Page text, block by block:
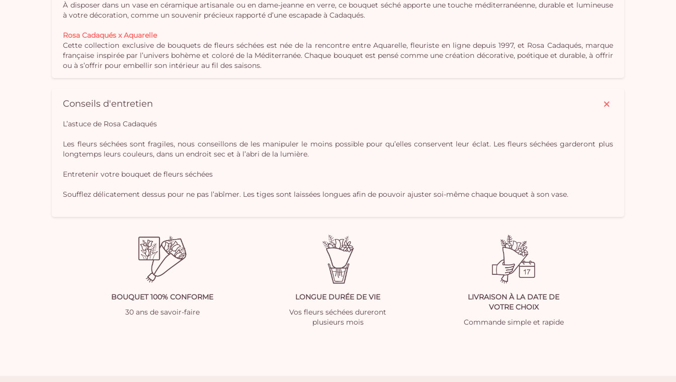
À disposer dans un vase en céramique artisanale ou en dame-jeanne en verre, ce bouquet séché apporte une touche méditerranéenne, durable et lumineuse
à votre décoration, comme un souvenir précieux rapporté d’une escapade à Cadaqués.
Rosa Cadaqués x Aquarelle
Cette collection exclusive de bouquets de fleurs séchées est née de la rencontre entre Aquarelle, fleuriste en ligne depuis 1997, et Rosa Cadaqués, marque
française inspirée par l’univers bohème et coloré de la Méditerranée. Chaque bouquet est pensé comme une création décorative, poétique et durable, à offrir
ou à s’offrir pour embellir son intérieur au fil des saisons.
Conseils d'entretien
L’astuce de Rosa Cadaqués
Les fleurs séchées sont fragiles, nous conseillons de les manipuler le moins possible pour qu’elles conservent leur éclat. Les fleurs séchées garderont plus
longtemps leurs couleurs, dans un endroit sec et à l’abri de la lumière.
Entretenir votre bouquet de fleurs séchées
Soufflez délicatement dessus pour ne pas l’abîmer. Les tiges sont laissées longues afin de pouvoir ajuster soi-même chaque bouquet à son vase.
BOUQUET 100% CONFORME
30 ans de savoir-faire
LONGUE DURÉE DE VIE
Vos fleurs séchées dureront
plusieurs mois
LIVRAISON À LA DATE DE
VOTRE CHOIX
Commande simple et rapide